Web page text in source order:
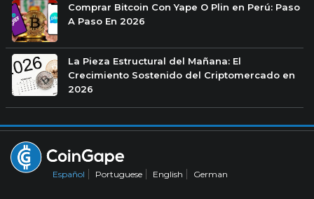
Comprar Bitcoin Con Yape O Plin en Perú: Paso
A Paso En 2026
La Pieza Estructural del Mañana: El
Crecimiento Sostenido del Criptomercado en
2026
Español Portuguese English German